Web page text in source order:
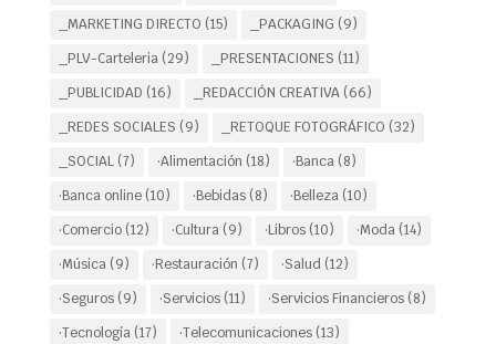
_MARKETING DIRECTO (15) _PACKAGING (9)
_PLV-Carteleria(29) _PRESENTACIONES (11)
_PUBLICIDAD (16) _REDACCIÓN CREATIVA(66)
_REDES SOCIALES (9) _RETOQUE FOTOGRÁFICO (32)
_SOCIAL(7) ·Alimentación (18) ·Banca(8)
·Banca online(10) ·Bebidas(8) ·Belleza(10)
·Comercio(12) ·Cultura(9) ·Libros(10) ·Moda(14)
·Música(9) ·Restauración (7) ·Salud (12)
·Seguros(9) ·Servicios(11) ·Servicios Financieros(8)
·Tecnología(17) ·Telecomunicaciones(13)